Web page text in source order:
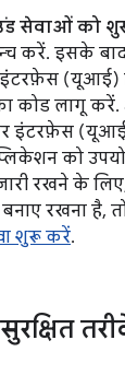
सेवाओं को
करें. इसके
(यूआई)
कोड लागू करें.
इंटरफ़ेस
को
रखने के
रखना है,
शुरू करें.